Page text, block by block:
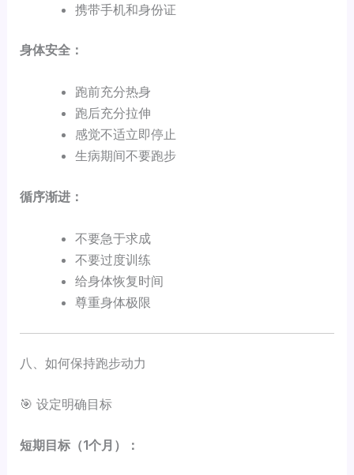
携带手机和身份证
身体安全：
跑前充分热身
跑后充分拉伸
感觉不适立即停止
生病期间不要跑步
循序渐进：
不要急于求成
不要过度训练
给身体恢复时间
尊重身体极限
八、如何保持跑步动力
🎯 设定明确目标
短期目标（1个月）：